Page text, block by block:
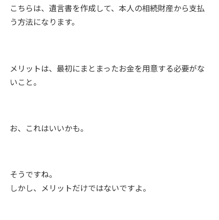
こちらは、遺言書を作成して、本人の相続財産から支払
う方法になります。
メリットは、最初にまとまったお金を用意する必要がな
いこと。
お、これはいいかも。
そうですね。
しかし、メリットだけではないですよ。